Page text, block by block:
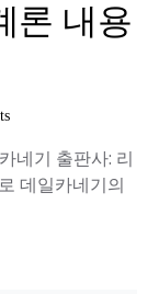
론 내용
네기 출판사: 리
데일카네기의